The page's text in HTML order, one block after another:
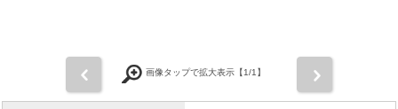
画像タップで拡大表示【1/1】